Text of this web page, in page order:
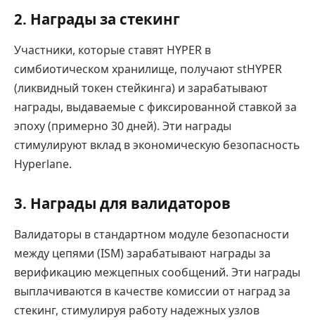
2. Награды за стекинг
Участники, которые ставят HYPER в
симбиотическом хранилище, получают stHYPER
(ликвидный токен стейкинга) и зарабатывают
награды, выдаваемые с фиксированной ставкой за
эпоху (примерно 30 дней). Эти награды
стимулируют вклад в экономическую безопасность
Hyperlane.
3. Награды для валидаторов
Валидаторы в стандартном модуле безопасности
между цепями (ISM) зарабатывают награды за
верификацию межцепных сообщений. Эти награды
выплачиваются в качестве комиссии от наград за
стекинг, стимулируя работу надежных узлов